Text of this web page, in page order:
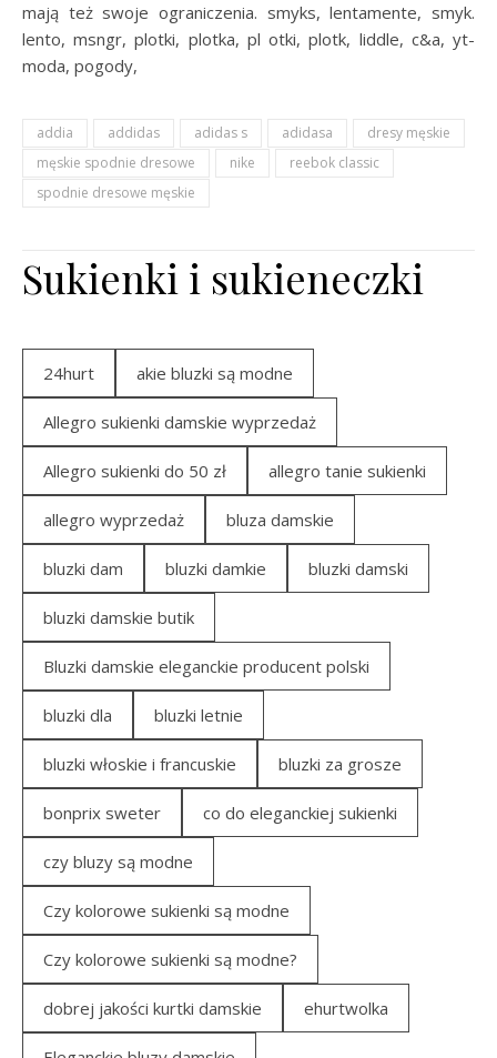
mają też swoje ograniczenia. smyks, lentamente, smyk.
lento, msngr, plotki, plotka, pl otki, plotk, liddle, c&a, yt-
moda, pogody,
addia addidas adidas s adidasa
dresy męskie
męskie spodnie dresowe
nike
reebok classic
spodnie dresowe męskie
Sukienki i sukieneczki
24hurt akie bluzki są modne
Allegro sukienki damskie wyprzedaż
Allegro sukienki do 50 zł allegro tanie sukienki
allegro wyprzedaż bluza damskie
bluzki dam bluzki damkie bluzki damski
bluzki damskie butik
Bluzki damskie eleganckie producent polski
bluzki dla bluzki letnie
bluzki włoskie i francuskie bluzki za grosze
bonprix sweter co do eleganckiej sukienki
czy bluzy są modne
Czy kolorowe sukienki są modne
Czy kolorowe sukienki są modne?
dobrej jakości kurtki damskie ehurtwolka